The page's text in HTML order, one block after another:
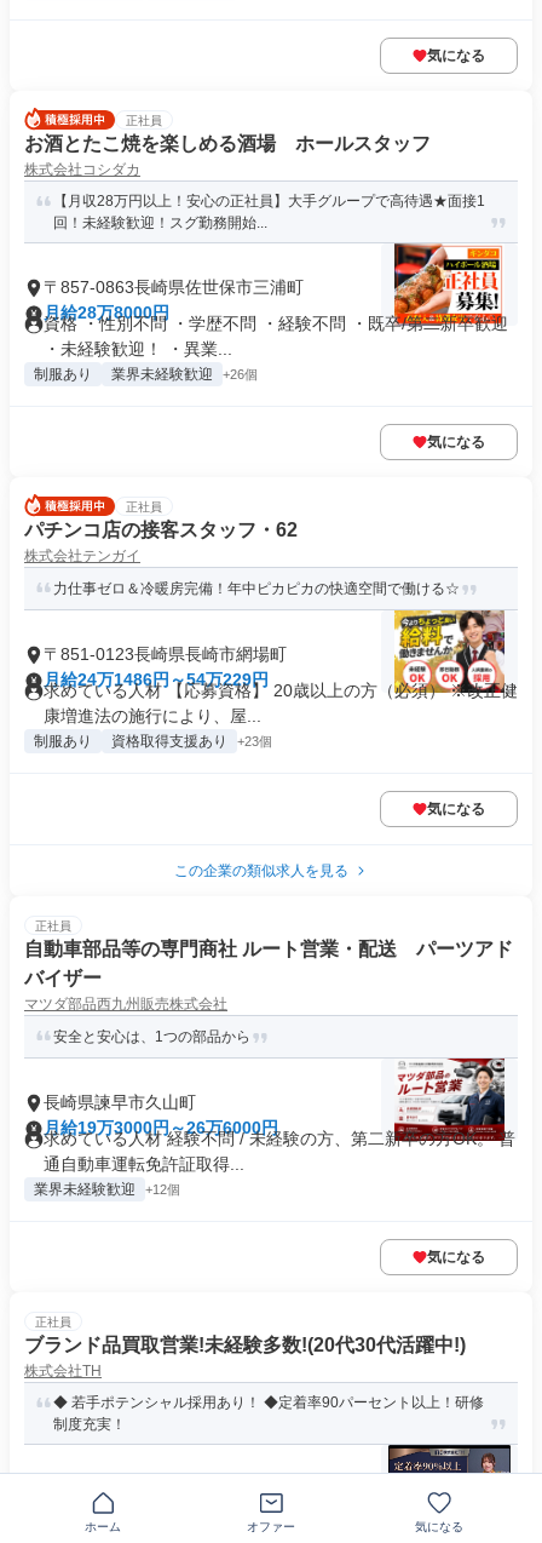
気になる
正社員
お酒とたこ焼を楽しめる酒場 ホールスタッフ
株式会社コシダカ
【月収28万円以上！安心の正社員】大手グループで高待遇★面接1
回！未経験歓迎！スグ勤務開始...
〒857-0863長崎県佐世保市三浦町
月給28万8000円
資格 ・性別不問 ・学歴不問 ・経験不問 ・既卒/第二新卒歓迎
・未経験歓迎！ ・異業...
制服あり 業界未経験歓迎 +26個
気になる
正社員
パチンコ店の接客スタッフ・62
株式会社テンガイ
力仕事ゼロ＆冷暖房完備！年中ピカピカの快適空間で働ける☆
〒851-0123長崎県長崎市網場町
月給24万1486円～54万229円
求めている人材 【応募資格】 20歳以上の方（必須） ※改正健
康増進法の施行により、屋...
制服あり 資格取得支援あり +23個
気になる
この企業の類似求人を見る
正社員
自動車部品等の専門商社 ルート営業・配送 パーツアド
バイザー
マツダ部品西九州販売株式会社
安全と安心は、1つの部品から
長崎県諫早市久山町
月給19万3000円～26万6000円
求めている人材 経験不問 / 未経験の方、第二新卒の方OK。 普
通自動車運転免許証取得...
業界未経験歓迎 +12個
気になる
正社員
ブランド品買取営業!未経験多数!(20代30代活躍中!)
株式会社TH
◆ 若手ポテンシャル採用あり！ ◆定着率90パーセント以上！研修
制度充実！
長崎県諫早市貝津町
月給30万円～200万円
求める人材: ＼未経験・第二新卒歓迎！人柄＆意欲重視の採用
ホーム オファー 気になる